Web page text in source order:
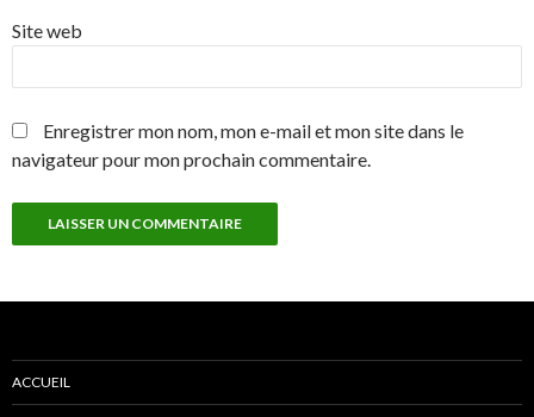
Site web
Enregistrer mon nom, mon e-mail et mon site dans le
navigateur pour mon prochain commentaire.
ACCUEIL